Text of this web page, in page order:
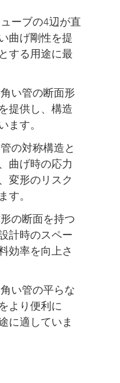
ーブの4辺が直
曲げ剛性を提
する用途に最
い管の断面形
提供し、構造
す。
の対称構造と
曲げ時の応力
変形のリスク
。
の断面を持つ
計時のスペー
効率を向上さ
い管の平らな
より便利に
に適していま